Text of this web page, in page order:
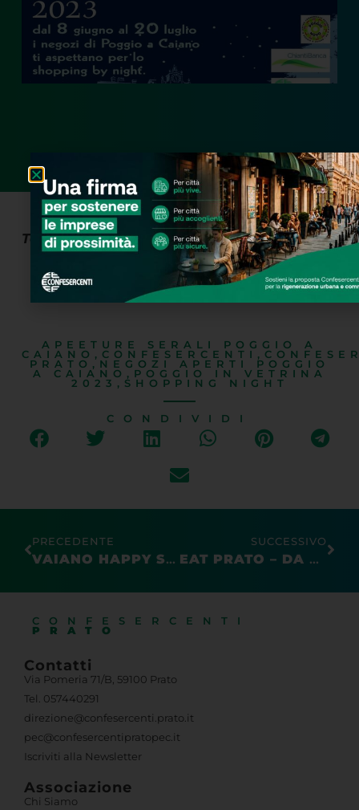
Torna lo shopping serale a Poggio a Caiano
dal 8 giugno al 20 luglio 2023
Di seguito
il programma completo:
APEETURE SERALI POGGIO A
CAIANO , CONFESERCENTI ,
PRATO , NEGOZI APERTI POGGIO
A CAIANO , POGGIO IN VETRINA
2023 , SHOPPING NIGHT
CONDIVIDI
PRECEDENTE
VAIANO HAPPY SHOPPING 2023
SUCCESSIVO
EAT PRATO – DA CHIOSTRO A CHIOSTRO 2023: ASSAPORA LE ECCELLENZE DI PRATO
CONFESERCENTI
PRATO
Contatti
Via Pomeria 71/B, 59100 Prato
Tel. 057440291
direzione@confesercenti.prato.it
pec@confesercentipratopec.it
Iscriviti alla Newsletter
Associazione
Chi Siamo